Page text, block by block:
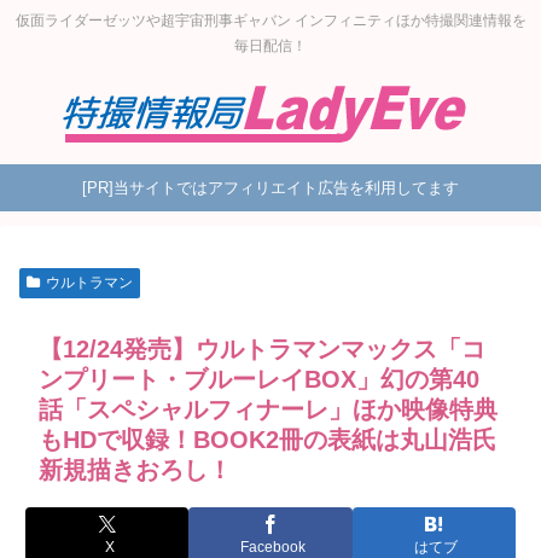
仮面ライダーゼッツや超宇宙刑事ギャバン インフィニティほか特撮関連情報を
毎日配信！
[PR]当サイトではアフィリエイト広告を利用してます
ウルトラマン
【12/24発売】ウルトラマンマックス「コ
ンプリート・ブルーレイBOX」幻の第40
話「スペシャルフィナーレ」ほか映像特典
もHDで収録！BOOK2冊の表紙は丸山浩氏
新規描きおろし！
X Facebook はてブ